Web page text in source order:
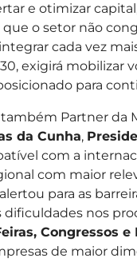
e otimizar
o setor não
cada vez
exigirá mobilizar
para
também Partner da
da Cunha,
com a
com maior
para as
nos
Congressos e
de maior